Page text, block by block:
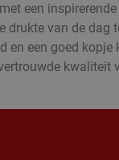
een
van de
een goed
kwaliteit